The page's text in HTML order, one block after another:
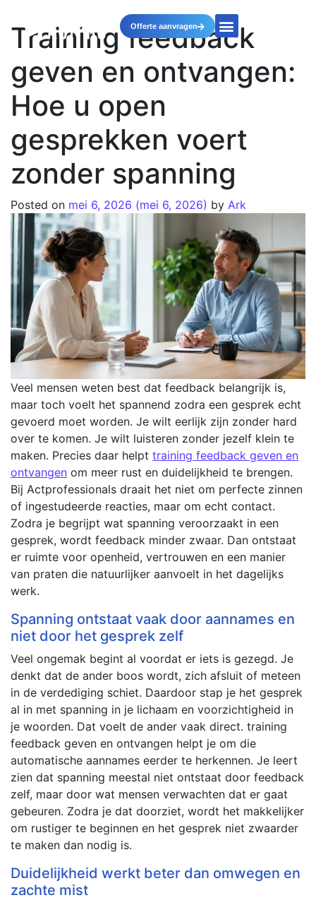
Offerte aanvragen
Training feedback
geven en ontvangen:
Hoe u open
gesprekken voert
zonder spanning
Posted on mei 6, 2026 (mei 6, 2026) by Ark
Veel mensen weten best dat feedback belangrijk is,
maar toch voelt het spannend zodra een gesprek echt
gevoerd moet worden. Je wilt eerlijk zijn zonder hard
over te komen. Je wilt luisteren zonder jezelf klein te
maken. Precies daar helpt training feedback geven en
ontvangen om meer rust en duidelijkheid te brengen.
Bij Actprofessionals draait het niet om perfecte zinnen
of ingestudeerde reacties, maar om echt contact.
Zodra je begrijpt wat spanning veroorzaakt in een
gesprek, wordt feedback minder zwaar. Dan ontstaat
er ruimte voor openheid, vertrouwen en een manier
van praten die natuurlijker aanvoelt in het dagelijks
werk.
Spanning ontstaat vaak door aannames en
niet door het gesprek zelf
Veel ongemak begint al voordat er iets is gezegd. Je
denkt dat de ander boos wordt, zich afsluit of meteen
in de verdediging schiet. Daardoor stap je het gesprek
al in met spanning in je lichaam en voorzichtigheid in
je woorden. Dat voelt de ander vaak direct. training
feedback geven en ontvangen helpt je om die
automatische aannames eerder te herkennen. Je leert
zien dat spanning meestal niet ontstaat door feedback
zelf, maar door wat mensen verwachten dat er gaat
gebeuren. Zodra je dat doorziet, wordt het makkelijker
om rustiger te beginnen en het gesprek niet zwaarder
te maken dan nodig is.
Duidelijkheid werkt beter dan omwegen en
zachte mist